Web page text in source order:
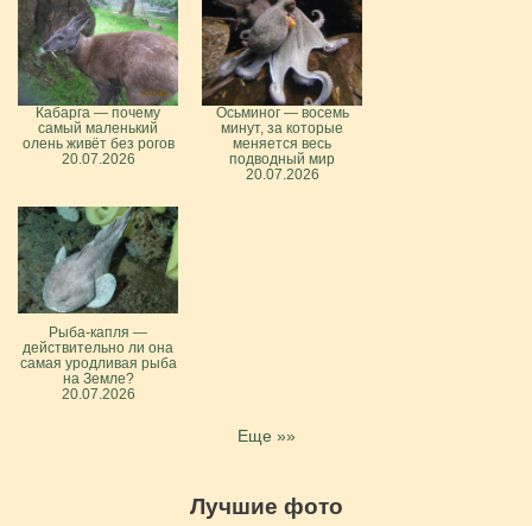
Кабарга — почему
самый маленький
олень живёт без рогов
20.07.2026
Осьминог — восемь
минут, за которые
меняется весь
подводный мир
20.07.2026
Рыба-капля —
действительно ли она
самая уродливая рыба
на Земле?
20.07.2026
Еще »»
Лучшие фото